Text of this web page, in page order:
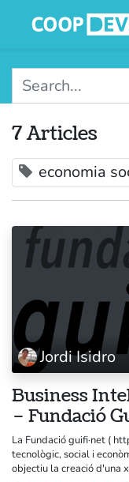
7 Articles
economia
Jordi Isidro
Business
– Fundació
La Fundació guifi·net (
tecnològic, social i
objectiu la creació d'una